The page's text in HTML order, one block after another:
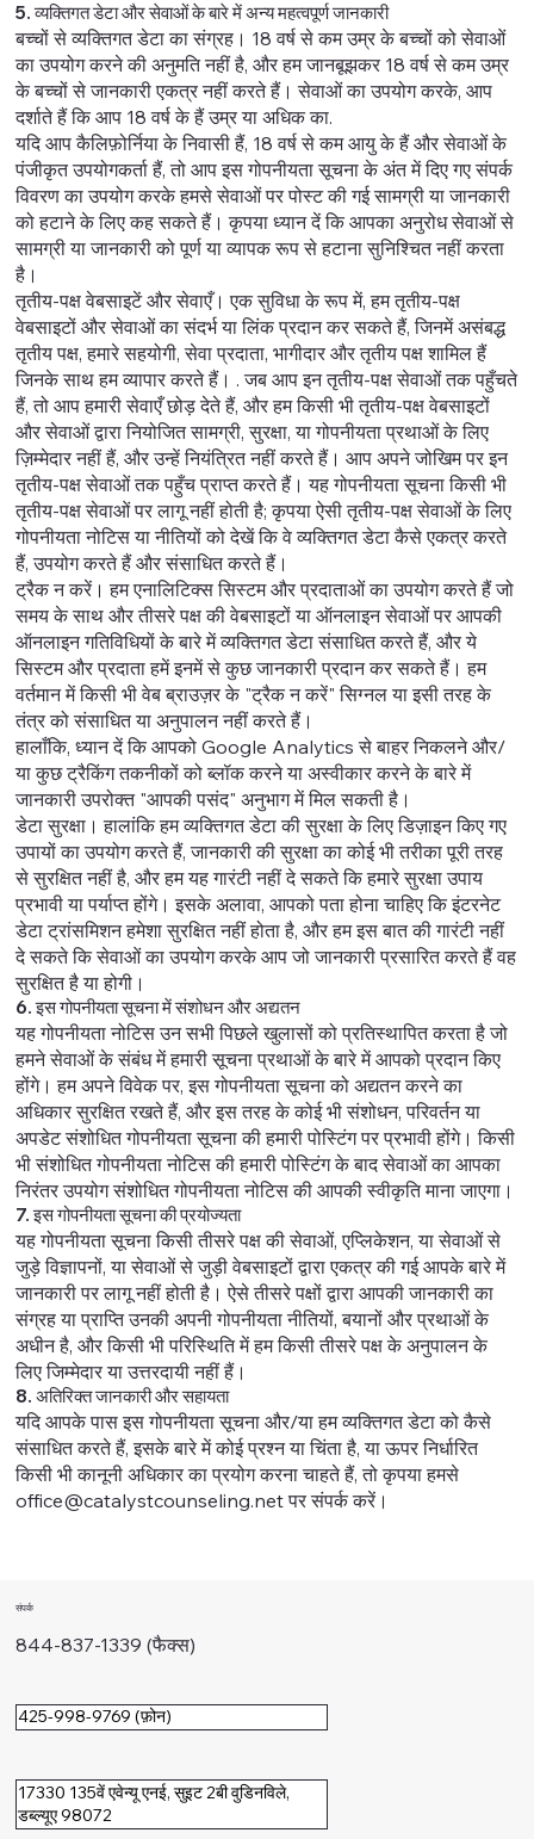
5. व्यक्तिगत डेटा और सेवाओं के बारे में अन्य महत्वपूर्ण जानकारी
बच्चों से व्यक्तिगत डेटा का संग्रह। 18 वर्ष से कम उम्र के बच्चों को सेवाओं
का उपयोग करने की अनुमति नहीं है, और हम जानबूझकर 18 वर्ष से कम उम्र
के बच्चों से जानकारी एकत्र नहीं करते हैं। सेवाओं का उपयोग करके, आप
दर्शाते हैं कि आप 18 वर्ष के हैं उम्र या अधिक का.
यदि आप कैलिफ़ोर्निया के निवासी हैं, 18 वर्ष से कम आयु के हैं और सेवाओं के
पंजीकृत उपयोगकर्ता हैं, तो आप इस गोपनीयता सूचना के अंत में दिए गए संपर्क
विवरण का उपयोग करके हमसे सेवाओं पर पोस्ट की गई सामग्री या जानकारी
को हटाने के लिए कह सकते हैं। कृपया ध्यान दें कि आपका अनुरोध सेवाओं से
सामग्री या जानकारी को पूर्ण या व्यापक रूप से हटाना सुनिश्चित नहीं करता
है।
तृतीय-पक्ष वेबसाइटें और सेवाएँ। एक सुविधा के रूप में, हम तृतीय-पक्ष
वेबसाइटों और सेवाओं का संदर्भ या लिंक प्रदान कर सकते हैं, जिनमें असंबद्ध
तृतीय पक्ष, हमारे सहयोगी, सेवा प्रदाता, भागीदार और तृतीय पक्ष शामिल हैं
जिनके साथ हम व्यापार करते हैं। . जब आप इन तृतीय-पक्ष सेवाओं तक पहुँचते
हैं, तो आप हमारी सेवाएँ छोड़ देते हैं, और हम किसी भी तृतीय-पक्ष वेबसाइटों
और सेवाओं द्वारा नियोजित सामग्री, सुरक्षा, या गोपनीयता प्रथाओं के लिए
ज़िम्मेदार नहीं हैं, और उन्हें नियंत्रित नहीं करते हैं। आप अपने जोखिम पर इन
तृतीय-पक्ष सेवाओं तक पहुँच प्राप्त करते हैं। यह गोपनीयता सूचना किसी भी
तृतीय-पक्ष सेवाओं पर लागू नहीं होती है; कृपया ऐसी तृतीय-पक्ष सेवाओं के लिए
गोपनीयता नोटिस या नीतियों को देखें कि वे व्यक्तिगत डेटा कैसे एकत्र करते
हैं, उपयोग करते हैं और संसाधित करते हैं।
ट्रैक न करें। हम एनालिटिक्स सिस्टम और प्रदाताओं का उपयोग करते हैं जो
समय के साथ और तीसरे पक्ष की वेबसाइटों या ऑनलाइन सेवाओं पर आपकी
ऑनलाइन गतिविधियों के बारे में व्यक्तिगत डेटा संसाधित करते हैं, और ये
सिस्टम और प्रदाता हमें इनमें से कुछ जानकारी प्रदान कर सकते हैं। हम
वर्तमान में किसी भी वेब ब्राउज़र के "ट्रैक न करें" सिग्नल या इसी तरह के
तंत्र को संसाधित या अनुपालन नहीं करते हैं।
हालाँकि, ध्यान दें कि आपको Google Analytics से बाहर निकलने और/
या कुछ ट्रैकिंग तकनीकों को ब्लॉक करने या अस्वीकार करने के बारे में
जानकारी उपरोक्त "आपकी पसंद" अनुभाग में मिल सकती है।
डेटा सुरक्षा। हालांकि हम व्यक्तिगत डेटा की सुरक्षा के लिए डिज़ाइन किए गए
उपायों का उपयोग करते हैं, जानकारी की सुरक्षा का कोई भी तरीका पूरी तरह
से सुरक्षित नहीं है, और हम यह गारंटी नहीं दे सकते कि हमारे सुरक्षा उपाय
प्रभावी या पर्याप्त होंगे। इसके अलावा, आपको पता होना चाहिए कि इंटरनेट
डेटा ट्रांसमिशन हमेशा सुरक्षित नहीं होता है, और हम इस बात की गारंटी नहीं
दे सकते कि सेवाओं का उपयोग करके आप जो जानकारी प्रसारित करते हैं वह
सुरक्षित है या होगी।
6. इस गोपनीयता सूचना में संशोधन और अद्यतन
यह गोपनीयता नोटिस उन सभी पिछले खुलासों को प्रतिस्थापित करता है जो
हमने सेवाओं के संबंध में हमारी सूचना प्रथाओं के बारे में आपको प्रदान किए
होंगे। हम अपने विवेक पर, इस गोपनीयता सूचना को अद्यतन करने का
अधिकार सुरक्षित रखते हैं, और इस तरह के कोई भी संशोधन, परिवर्तन या
अपडेट संशोधित गोपनीयता सूचना की हमारी पोस्टिंग पर प्रभावी होंगे। किसी
भी संशोधित गोपनीयता नोटिस की हमारी पोस्टिंग के बाद सेवाओं का आपका
निरंतर उपयोग संशोधित गोपनीयता नोटिस की आपकी स्वीकृति माना जाएगा।
7. इस गोपनीयता सूचना की प्रयोज्यता
यह गोपनीयता सूचना किसी तीसरे पक्ष की सेवाओं, एप्लिकेशन, या सेवाओं से
जुड़े विज्ञापनों, या सेवाओं से जुड़ी वेबसाइटों द्वारा एकत्र की गई आपके बारे में
जानकारी पर लागू नहीं होती है। ऐसे तीसरे पक्षों द्वारा आपकी जानकारी का
संग्रह या प्राप्ति उनकी अपनी गोपनीयता नीतियों, बयानों और प्रथाओं के
अधीन है, और किसी भी परिस्थिति में हम किसी तीसरे पक्ष के अनुपालन के
लिए जिम्मेदार या उत्तरदायी नहीं हैं।
8. अतिरिक्त जानकारी और सहायता
यदि आपके पास इस गोपनीयता सूचना और/या हम व्यक्तिगत डेटा को कैसे
संसाधित करते हैं, इसके बारे में कोई प्रश्न या चिंता है, या ऊपर निर्धारित
किसी भी कानूनी अधिकार का प्रयोग करना चाहते हैं, तो कृपया हमसे
office@catalystcounseling.netपर संपर्क करें।
संपर्क
844-837-1339 (फैक्स)
425-998-9769 (फ़ोन)
17330 135वें एवेन्यू एनई, सुइट 2बी वुडिनविले,
डब्ल्यूए 98072